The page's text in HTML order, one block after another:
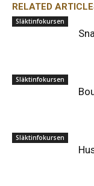
RELATED
Släktinfokursen
Släktinfokursen
Släktinfokursen